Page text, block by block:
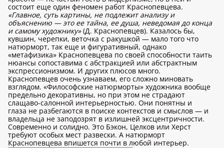
состоит еще один феномен работ Краснопевцева.
«Главное, суть картины, не подлежит анализу и
объяснению — это ее тайна, ее душа, неведомая до конца
и самому художнику»(Д. Краснопевцев). Казалось бы,
кувшин, черепки, веточка с ракушкой — мало того что
натюрморт, так еще и фигуративный, однако
«метафизика» Краснопевцева по своей способности таить
нюансы сопоставима с абстракцией или абстрактным
экспрессионизмом. И других плюсов много.
Краснопевцев очень узнаваем, его сложно миновать
взглядом. «Философские натюрморты» художника вообще
предельно декоративны, но при этом не страдают
слащаво-салонной интерьерностью. Они понятны и
глаза не разбегаются в поиске контекстов и смыслов — и
владельца не заподозрят в излишней эксцентричности.
Современно и солидно. Это Бэкон, Целков или Херст
требуют особых мест развески. А натюрморт
Краснопевцева впишется почти в любой интерьер.